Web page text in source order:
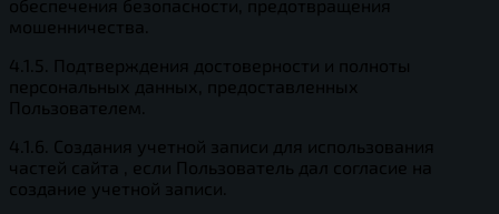
обеспечения безопасности, предотвращения
мошенничества.
4.1.5. Подтверждения достоверности и полноты
персональных данных, предоставленных
Пользователем.
4.1.6. Создания учетной записи для использования
частей сайта , если Пользователь дал согласие на
создание учетной записи.